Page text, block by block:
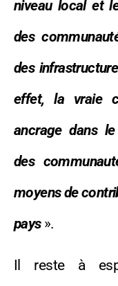
niveau local et
des
des
effet, la vraie
ancrage dans
des
moyens de
pays».
Il reste à